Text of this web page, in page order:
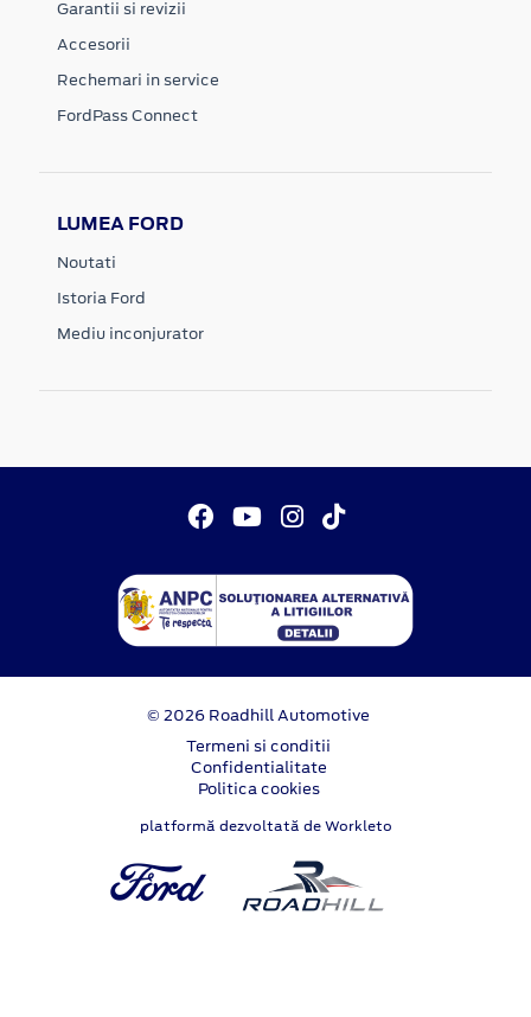
Garantii si revizii
Accesorii
Rechemari in service
FordPass Connect
LUMEA FORD
Noutati
Istoria Ford
Mediu inconjurator
© 2026 Roadhill Automotive
Termeni si conditii
Confidentialitate
Politica cookies
platformă dezvoltată de Workleto